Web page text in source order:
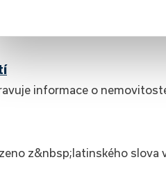
informace o
z&nbsp;latinského